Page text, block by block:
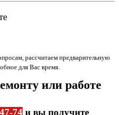
рассчитаем предварительную
для Вас время.
или работе
74 и вы получите